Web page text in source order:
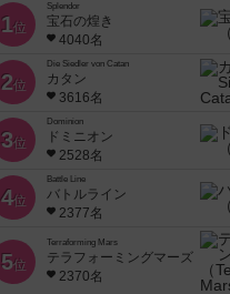
1位
Splendor
宝石の煌き
4040名
2位
Die Siedler von Catan
カタン
3616名
3位
Dominion
ドミニオン
2528名
4位
Battle Line
バトルライン
2377名
5位
Terraforming Mars
テラフォーミングマーズ
2370名